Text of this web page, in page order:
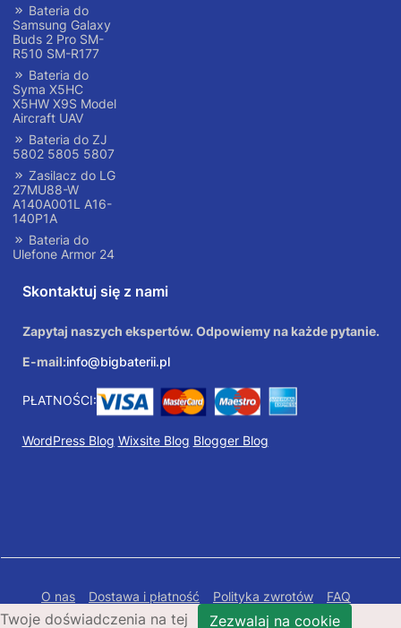
Bateria do
Samsung Galaxy
Buds 2 Pro SM-
R510 SM-R177
Bateria do
Syma X5HC
X5HW X9S Model
Aircraft UAV
Bateria do ZJ
5802 5805 5807
Zasilacz do LG
27MU88-W
A140A001L A16-
140P1A
Bateria do
Ulefone Armor 24
Skontaktuj się z nami
Zapytaj naszych ekspertów. Odpowiemy na każde pytanie.
E-mail:info@bigbaterii.pl
PŁATNOŚCI:
WordPress Blog Wixsite Blog Blogger Blog
O nas Dostawa i płatność Polityka zwrotów
FAQ
Polityka prywatności
Mapa Strony
Twoje doświadczenia na tej Zezwalaj na cookie